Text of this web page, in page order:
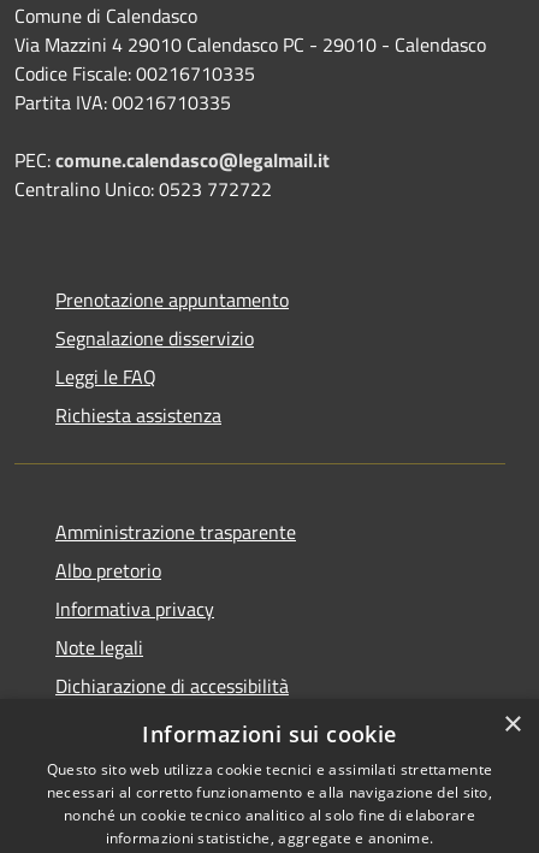
Comune di Calendasco
Via Mazzini 4 29010 Calendasco PC - 29010 - Calendasco
Codice Fiscale: 00216710335
Partita IVA: 00216710335
PEC:comune.calendasco@legalmail.it
Centralino Unico: 0523 772722
Prenotazione appuntamento
Segnalazione disservizio
Leggi le FAQ
Richiesta assistenza
Amministrazione trasparente
Albo pretorio
Informativa privacy
Note legali
Dichiarazione di accessibilità
Piano di miglioramento del sito
Copyright © 2026 • Comune di
×
Informazioni sui cookie
Questo sito web utilizza cookie tecnici e assimilati strettamente
necessari al corretto funzionamento e alla navigazione del sito,
nonché un cookie tecnico analitico al solo fine di elaborare
informazioni statistiche, aggregate e anonime.